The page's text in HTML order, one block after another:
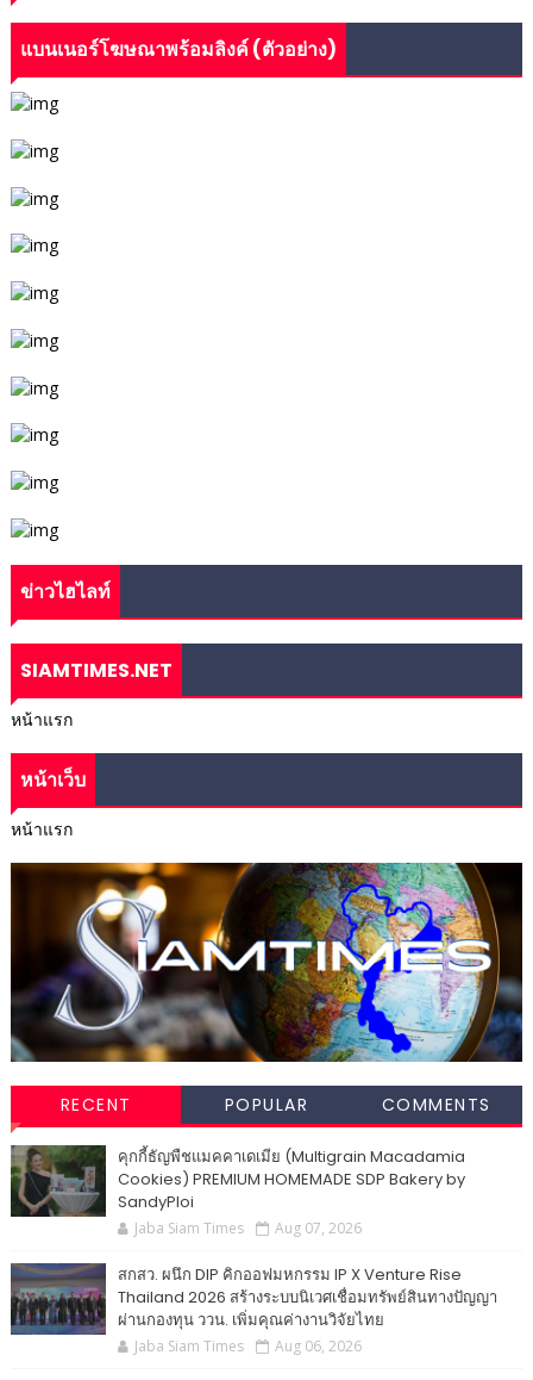
แบนเนอร์โฆษณาพร้อมลิงค์ (ตัวอย่าง)
ข่าวไฮไลท์
SIAMTIMES.NET
หน้าแรก
หน้าเว็บ
หน้าแรก
RECENT POPULAR COMMENTS
คุกกี้ธัญพืชแมคคาเดเมีย (Multigrain Macadamia
Cookies) PREMIUM HOMEMADE SDP Bakery by
SandyPloi
Jaba Siam Times Aug 07, 2026
สกสว. ผนึก DIP คิกออฟมหกรรม IP X Venture Rise
Thailand 2026 สร้างระบบนิเวศเชื่อมทรัพย์สินทางปัญญา
ผ่านกองทุน ววน. เพิ่มคุณค่างานวิจัยไทย
Jaba Siam Times Aug 06, 2026